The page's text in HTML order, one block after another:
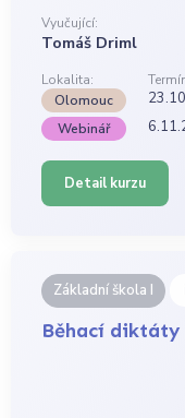
Vyučující:
Tomáš Driml
Lokalita:
Olomouc
Webinář
Detail kurzu
Základní škola I
Běhací